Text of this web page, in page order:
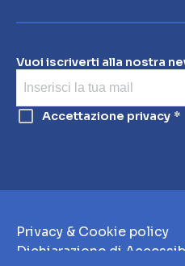
Vuoi iscriverti alla nostra
Accettazione privacy
Privacy & Cookie policy
Dichiarazione di